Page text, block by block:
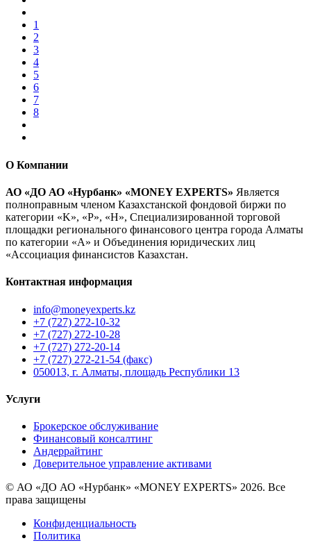
1
2
3
4
5
6
7
8
О Компании
АО «ДО АО «Нурбанк» «MONEY EXPERTS» Является
полноправным членом Казахстанской фондовой биржи по
категории «K», «P», «H», Специализированной торговой
площадки регионального финансового центра города Алматы
по категории «А» и Объединения юридических лиц
«Ассоциация финансистов Казахстан.
Контактная информация
info@moneyexperts.kz
+7 (727) 272-10-32
+7 (727) 272-10-28
+7 (727) 272-20-14
+7 (727) 272-21-54 (факс)
050013, г. Алматы, площадь Республики 13
Услуги
Брокерское обслуживание
Финансовый консалтинг
Андеррайтинг
Доверительное управление активами
© АО «ДО АО «Нурбанк» «MONEY EXPERTS» 2026. Все
права защищены
Конфиденциальность
Политика